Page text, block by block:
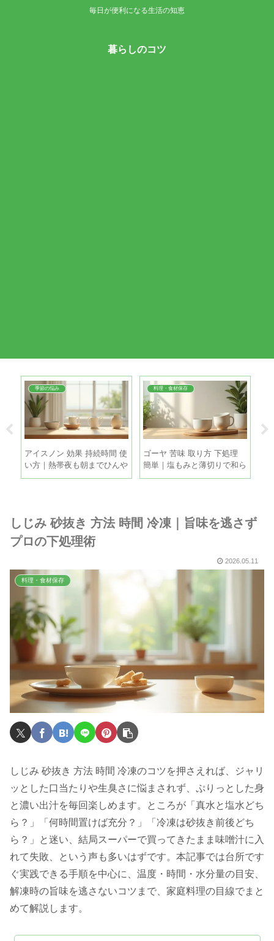
毎日が便利になる生活の知恵
暮らしのコツ
季節の悩み
アイスノン 効果 持続時間 使
い方｜熱帯夜も朝までひんや
り眠るコツ
料理・食材保存
ゴーヤ 苦味 取り方 下処理
簡単｜塩もみと薄切りで和ら
げる手順
しじみ 砂抜き 方法 時間 冷凍｜旨味を逃さず
プロの下処理術
2026.05.11
料理・食材保存
しじみ 砂抜き 方法 時間 冷凍のコツを押さえれば、ジャリ
ッとした口当たりや生臭さに悩まされず、ぷりっとした身
と濃い出汁を毎回楽しめます。ところが「真水と塩水どち
ら？」「何時間置けば充分？」「冷凍は砂抜き前後どち
ら？」と迷い、結局スーパーで買ってきたまま味噌汁に入
れて失敗、という声も多いはずです。本記事では台所です
ぐ実践できる手順を中心に、温度・時間・水分量の目安、
解凍時の旨味を逃さないコツまで、家庭料理の目線でまと
めて解説します。